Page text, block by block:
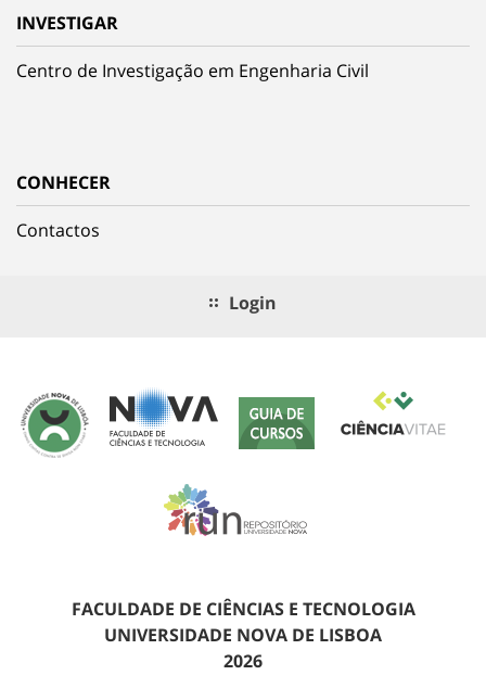
INVESTIGAR
Centro de Investigação em Engenharia Civil
CONHECER
Contactos
Login
FACULDADE DE CIÊNCIAS E TECNOLOGIA
UNIVERSIDADE NOVA DE LISBOA
2026